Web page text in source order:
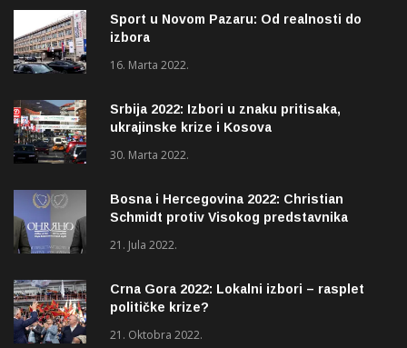
Sport u Novom Pazaru: Od realnosti do
izbora
16. Marta 2022.
Srbija 2022: Izbori u znaku pritisaka,
ukrajinske krize i Kosova
30. Marta 2022.
Bosna i Hercegovina 2022: Christian
Schmidt protiv Visokog predstavnika
21. Jula 2022.
Crna Gora 2022: Lokalni izbori – rasplet
političke krize?
21. Oktobra 2022.